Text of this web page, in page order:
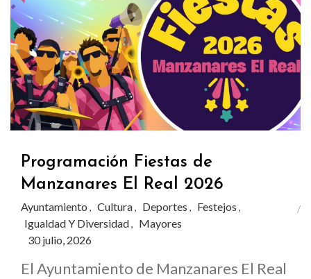
Programación Fiestas de
Manzanares El Real 2026
Ayuntamiento , Cultura, Deportes , Festejos ,
Igualdad Y Diversidad, Mayores
30 julio, 2026
El Ayuntamiento de Manzanares El Real